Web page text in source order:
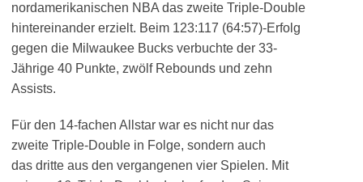
nordamerikanischen NBA das zweite Triple-Double
hintereinander erzielt. Beim 123:117 (64:57)-Erfolg
gegen die Milwaukee Bucks verbuchte der 33-
Jährige 40 Punkte, zwölf Rebounds und zehn
Assists.
Für den 14-fachen Allstar war es nicht nur das
zweite Triple-Double in Folge, sondern auch
das dritte aus den vergangenen vier Spielen. Mit